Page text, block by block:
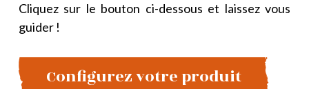
Cliquez sur le bouton ci-dessous et laissez vous
guider !
Configurez votre produit